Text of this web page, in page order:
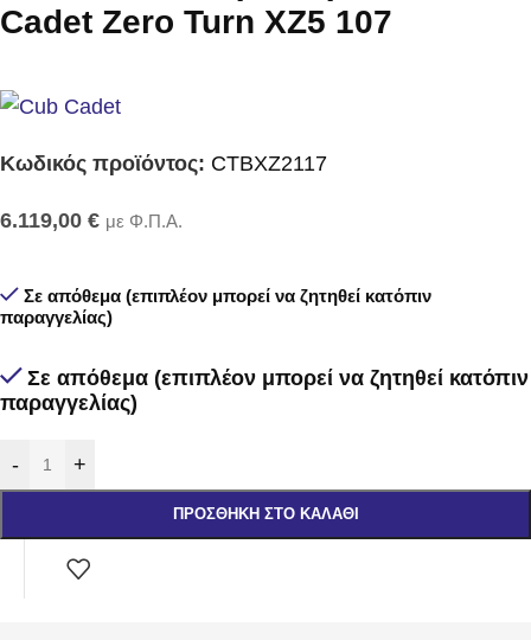
Cadet Zero Turn XZ5 107
Κωδικός προϊόντος: CTBXZ2117
6.119,00 € με Φ.Π.Α.
Σε απόθεμα (επιπλέον μπορεί να ζητηθεί κατόπιν
παραγγελίας)
Σε απόθεμα (επιπλέον μπορεί να ζητηθεί κατόπιν
παραγγελίας)
- +
ΠΡΟΣΘΉΚΗ ΣΤΟ ΚΑΛΆΘΙ